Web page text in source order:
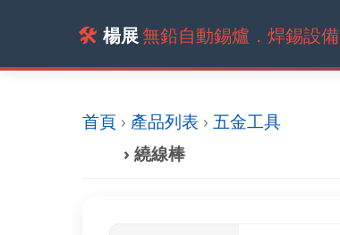
🛠️ 楊展無鉛自動錫爐．焊錫設備
首頁 › 產品列表 › 五金工具
› 繞線棒